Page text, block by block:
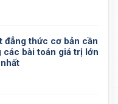
đẳng thức cơ bản cần
các bài toán giá trị lớn